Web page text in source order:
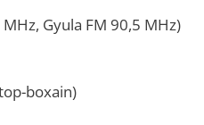
Gyula FM 90,5 MHz)
boxain)